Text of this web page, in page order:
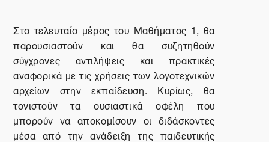
Στο τελευταίο μέρος του Μαθήματος 1, θα
παρουσιαστούν και θα συζητηθούν
σύγχρονες αντιλήψεις και πρακτικές
αναφορικά με τις χρήσεις των λογοτεχνικών
αρχείων στην εκπαίδευση. Κυρίως, θα
τονιστούν τα ουσιαστικά οφέλη που
μπορούν να αποκομίσουν οι διδάσκοντες
μέσα από την ανάδειξη της παιδευτικής